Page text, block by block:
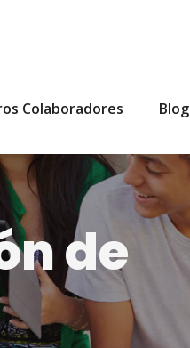
Colaboradores Blog
de